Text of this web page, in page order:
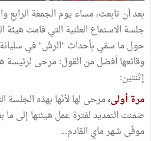
بعد أن تابعت، مساء يوم الجمعة الرابع
جلسة الاستماع العلنية التي قامت هيئة
حول ما سمّي بأحداث "الرشّ" في
وقائعها أفضل من القول: مرحى لرئيسة
إثنتين:
مرة أولى،مرحى لها لأنّها بهذه الجلسة
ضمنت التمديد لفترة عمل هيئتها إلى ما
موفّى شهر ماي القادم...